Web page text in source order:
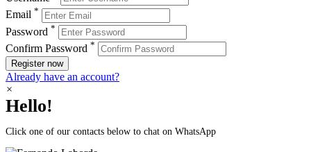
Email *
Password *
Confirm Password *
Register now
Already have an account?
×
Hello!
Click one of our contacts below to chat on WhatsApp